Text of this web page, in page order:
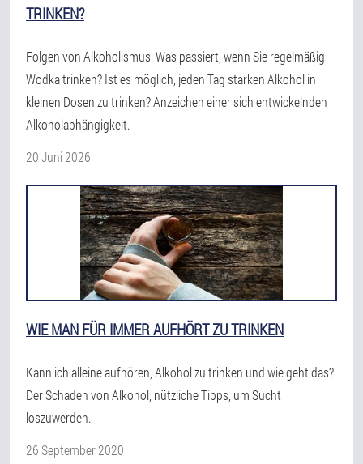
TRINKEN?
Folgen von Alkoholismus: Was passiert, wenn Sie regelmäßig
Wodka trinken? Ist es möglich, jeden Tag starken Alkohol in
kleinen Dosen zu trinken? Anzeichen einer sich entwickelnden
Alkoholabhängigkeit.
20 Juni 2026
WIE MAN FÜR IMMER AUFHÖRT ZU TRINKEN
Kann ich alleine aufhören, Alkohol zu trinken und wie geht das?
Der Schaden von Alkohol, nützliche Tipps, um Sucht
loszuwerden.
26 September 2020